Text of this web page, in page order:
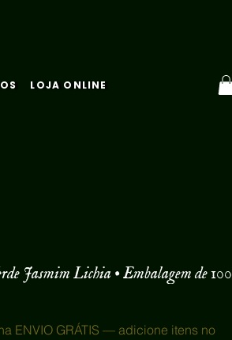
Jasmim Lichia • Embalagem de 100
ENVIO GRÁTIS — adicione itens no
LOJA ONLINE